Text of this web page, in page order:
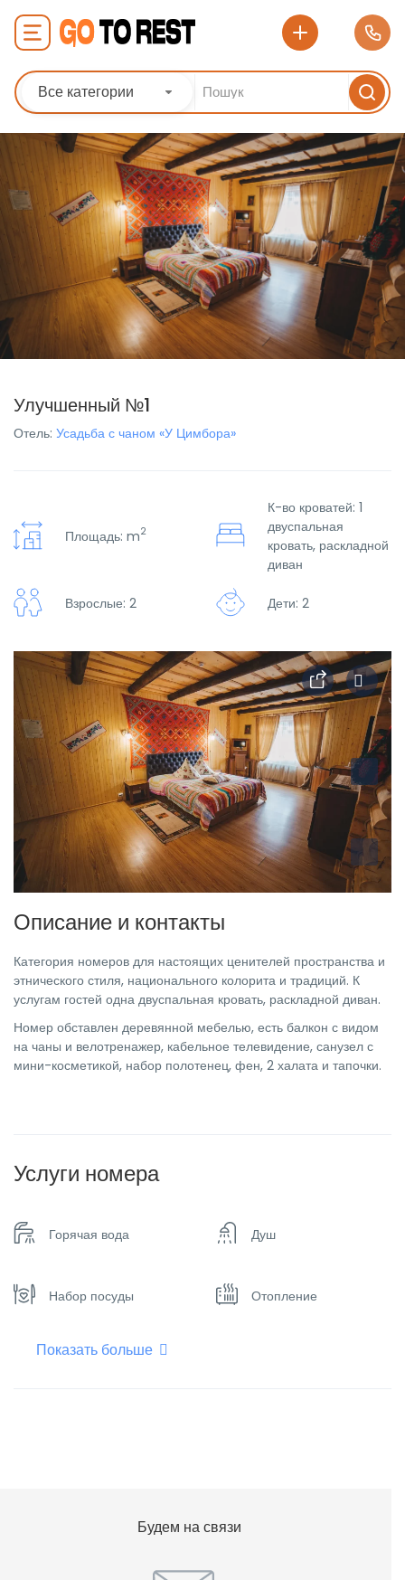
Все категории
Улучшенный №1
Отель: Усадьба с чаном «У Цимбора»
Площадь: m2
К-во кроватей: 1
двуспальная
кровать, раскладной
диван
Взрослые: 2 Дети: 2
Описание и контакты
Категория номеров для настоящих ценителей пространства и
этнического стиля, национального колорита и традиций. К
услугам гостей одна двуспальная кровать, раскладной диван.
Номер обставлен деревянной мебелью, есть балкон с видом
на чаны и велотренажер, кабельное телевидение, санузел с
мини-косметикой, набор полотенец, фен, 2 халата и тапочки.
Услуги номера
Горячая вода Душ
Набор посуды Отопление
Плоский телевизор
Показать больше
Будем на связи